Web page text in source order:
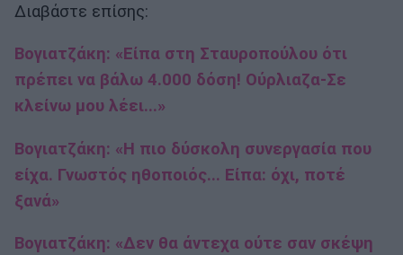
Διαβάστε επίσης:
Βογιατζάκη: «Είπα στη Σταυροπούλου ότι
πρέπει να βάλω 4.000 δόση! Ούρλιαζα-Σε
κλείνω μου λέει...»
Βογιατζάκη: «Η πιο δύσκολη συνεργασία που
είχα. Γνωστός ηθοποιός... Είπα: όχι, ποτέ
ξανά»
Βογιατζάκη: «Δεν θα άντεχα ούτε σαν σκέψη